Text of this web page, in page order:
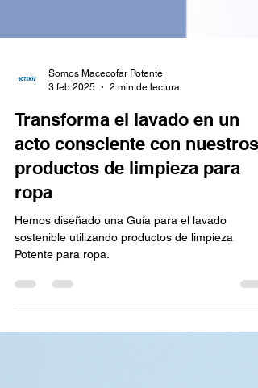
3 feb 2025
2 min de lectura
Transforma el lavado en un
acto consciente con nuestros
productos de limpieza para
ropa
Hemos diseñado una Guía para el lavado
sostenible utilizando productos de limpieza
Potente para ropa.